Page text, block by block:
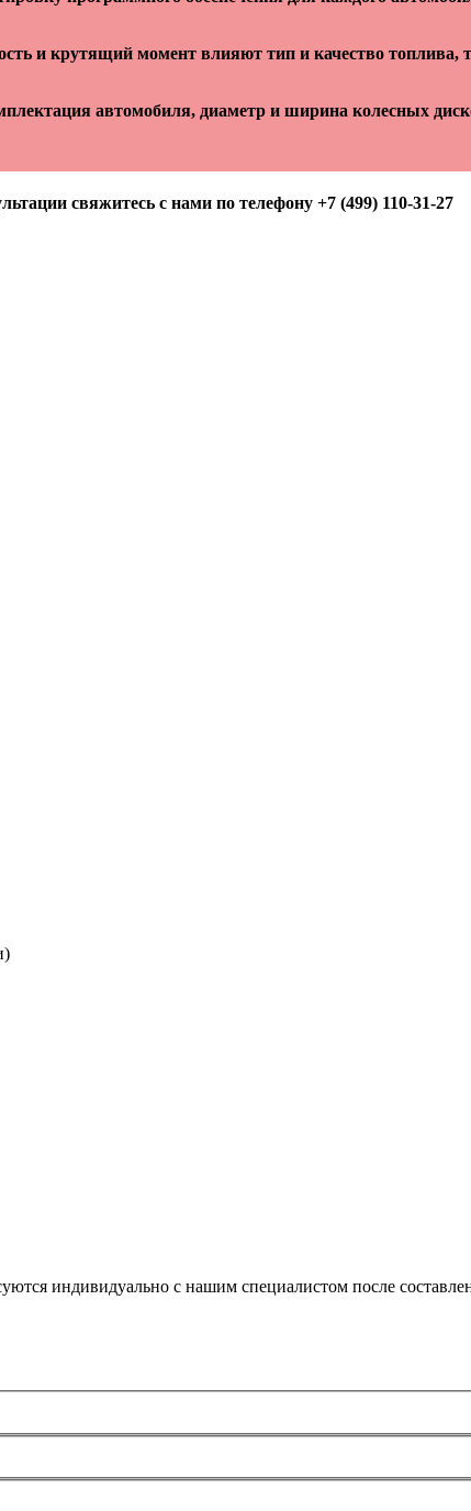
и крутящий момент влияют тип и качество топлива,
автомобиля, диаметр и ширина колесных
свяжитесь с нами по телефону +7 (499) 110-31-27
индивидуально с нашим специалистом после